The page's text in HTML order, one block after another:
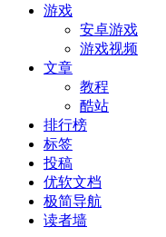
游戏
安卓游戏
游戏视频
文章
教程
酷站
排行榜
标签
投稿
优软文档
极简导航
读者墙